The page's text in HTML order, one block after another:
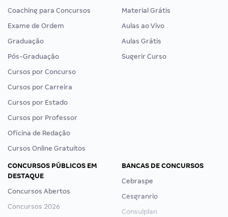
Coaching para Concursos
Exame de Ordem
Graduação
Pós-Graduação
Cursos por Concurso
Cursos por Carreira
Cursos por Estado
Cursos por Professor
Oficina de Redação
Cursos Online Gratuitos
Material Grátis
Aulas ao Vivo
Aulas Grátis
Sugerir Curso
CONCURSOS PÚBLICOS EM
DESTAQUE
Concursos Abertos
Concursos 2026
BANCAS DE CONCURSOS
Cebraspe
Cesgranrio
Consulplan